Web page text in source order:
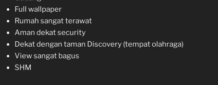
Full wallpaper
Rumah sangat terawat
Aman dekat security
Dekat dengan taman Discovery (tempat olahraga)
View sangat bagus
SHM